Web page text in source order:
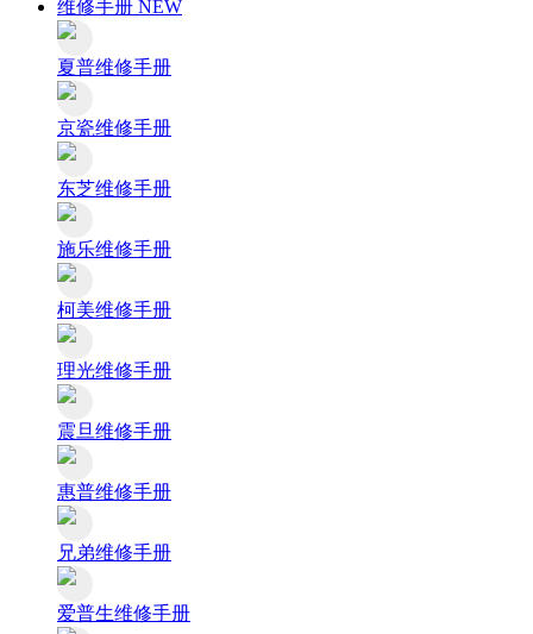
维修手册 NEW
夏普维修手册
京瓷维修手册
东芝维修手册
施乐维修手册
柯美维修手册
理光维修手册
震旦维修手册
惠普维修手册
兄弟维修手册
爱普生维修手册